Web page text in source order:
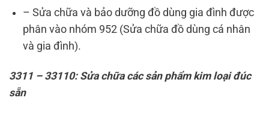
– Sửa chữa và bảo dưỡng đồ dùng gia đình được
phân vào nhóm 952 (Sửa chữa đồ dùng cá nhân
và gia đình).
3311 – 33110: Sửa chữa các sản phẩm kim loại đúc
sẵn